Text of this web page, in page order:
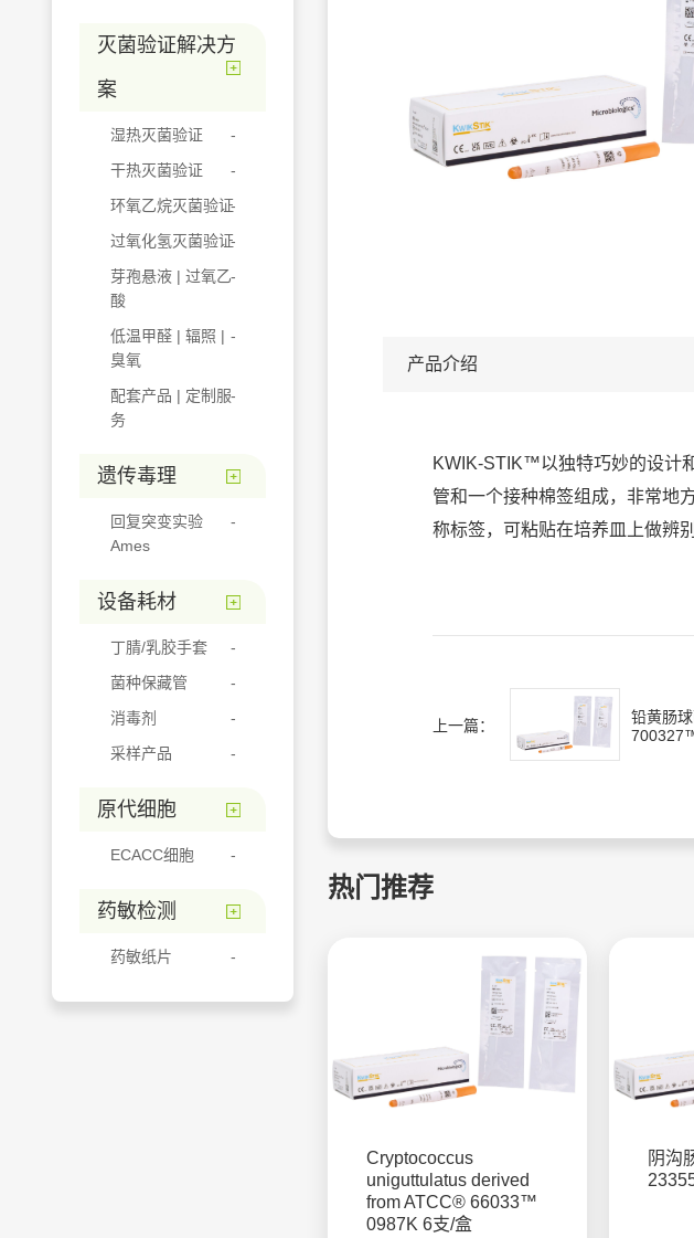
灭菌验证解决方
案
湿热灭菌验证
干热灭菌验证
环氧乙烷灭菌验证
过氧化氢灭菌验证
芽孢悬液 | 过氧乙
酸
低温甲醛 | 辐照 |
臭氧
配套产品 | 定制服
务
遗传毒理
回复突变实验
Ames
设备耗材
丁腈/乳胶手套
菌种保藏管
消毒剂
采样产品
原代细胞
ECACC细胞
药敏检测
药敏纸片
产品介绍
KWIK-STIK™以独特巧妙的设计
管和一个接种棉签组成，非常地
称标签，可粘贴在培养皿上做辨
上一篇：
铅黄肠
热门推荐
Cryptococcus
uniguttulatus derived
from ATCC® 66033™
0987K 6支/盒
阴沟